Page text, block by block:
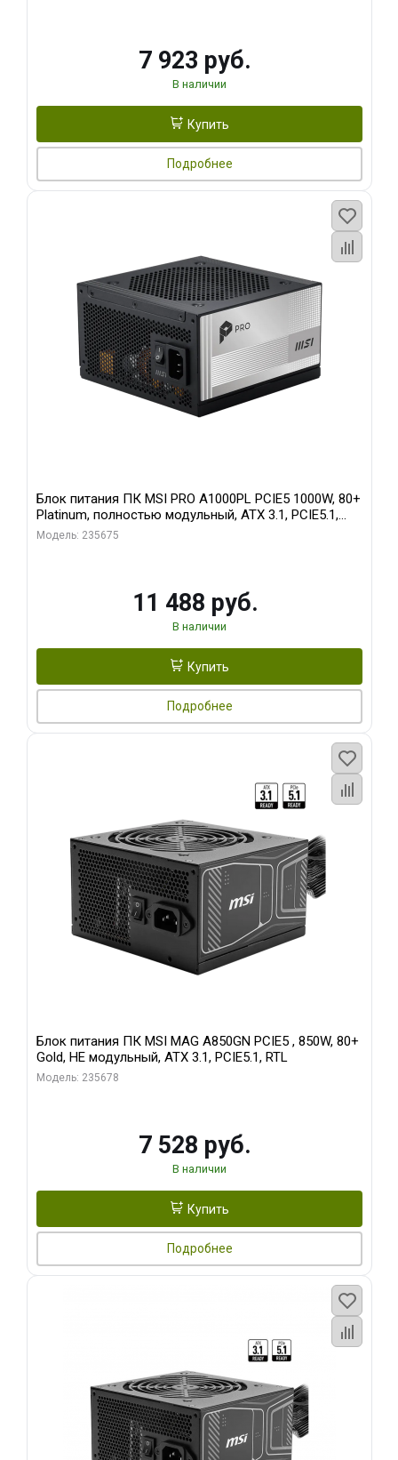
7 923 руб.
В наличии
Купить
Подробнее
Блок питания ПК MSI PRO A1000PL PCIE5 1000W, 80+
Platinum, полностью модульный, ATX 3.1, PCIE5.1,
RTL
Модель: 235675
11 488 руб.
В наличии
Купить
Подробнее
Блок питания ПК MSI MAG A850GN PCIE5 , 850W, 80+
Gold, НЕ модульный, ATX 3.1, PCIE5.1, RTL
Модель: 235678
7 528 руб.
В наличии
Купить
Подробнее